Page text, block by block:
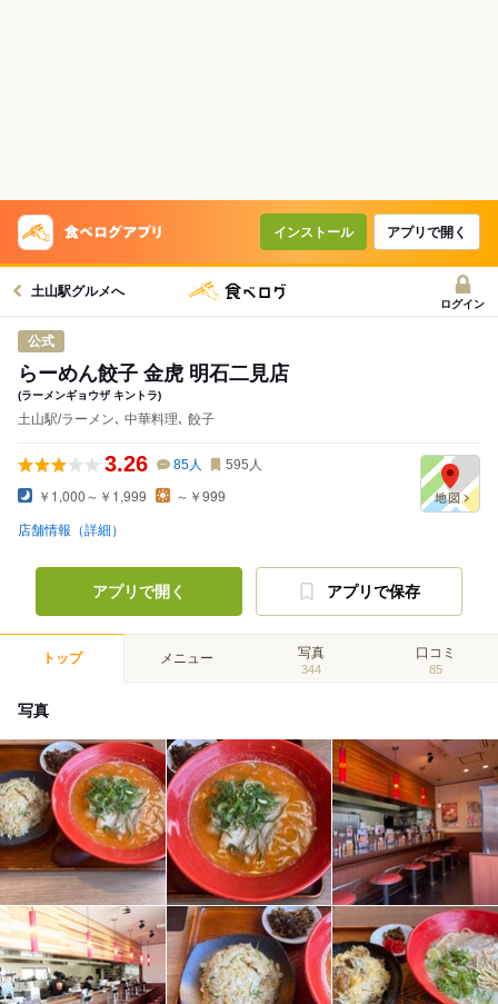
インストール アプリで開く
土山駅グルメへ
ログイン
公式
らーめん餃子 金虎 明石二見店
(ラーメンギョウザ キントラ)
土山駅/ラーメン､ 中華料理､ 餃子
3.26 85人 595 人
￥1,000～￥1,999 ～￥999
店舗情報（詳細）
アプリで開く アプリで保存
トップ メニュー 写真
344
口コミ
85
写真